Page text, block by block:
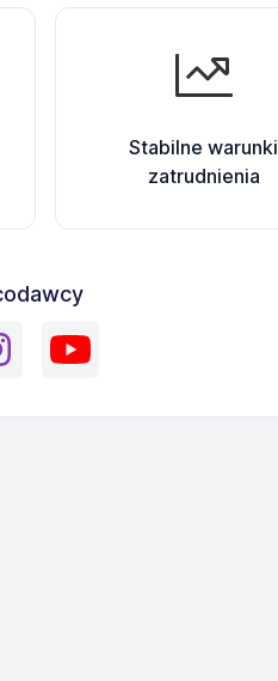
Stabilne warunki
zatrudnienia